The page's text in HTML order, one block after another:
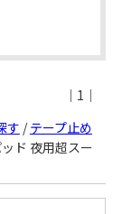
｜1｜
す /テープ止め
ド 夜用超スー